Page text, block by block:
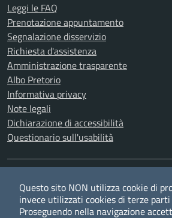
Leggi le FAQ
Prenotazione appuntamento
Segnalazione disservizio
Richiesta d'assistenza
Amministrazione trasparente
Albo Pretorio
Informativa privacy
Note legali
Dichiarazione di accessibilità
Questionario sull'usabilità
TwitterFacebookYouTubeRSS
Questo sito NON utilizza cookie di
invece utilizzati cookies di terze parti
Proseguendo nella navigazione